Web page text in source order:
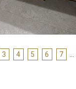
3 4 5 6 7 …